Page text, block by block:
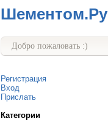
Шементом.Ру
Добро пожаловать :)
Регистрация
Вход
Прислать
Категории